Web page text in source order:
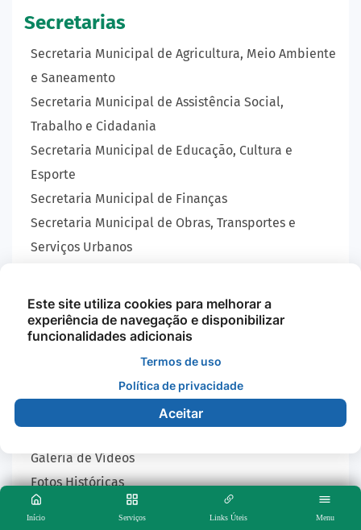
Início Serviços Links Úteis Menu
Secretarias
Secretaria Municipal de Agricultura, Meio Ambiente
e Saneamento
Secretaria Municipal de Assistência Social,
Trabalho e Cidadania
Secretaria Municipal de Educação, Cultura e
Esporte
Secretaria Municipal de Finanças
Secretaria Municipal de Obras, Transportes e
Serviços Urbanos
Administração
Secretaria Municipal de Saúde
Conheça nossa cidade
Galeria de Vídeos
Fotos Históricas
História do Município
Este site utiliza cookies para melhorar a
experiência de navegação e disponibilizar
funcionalidades adicionais
Termos de uso
Política de privacidade
Aceitar